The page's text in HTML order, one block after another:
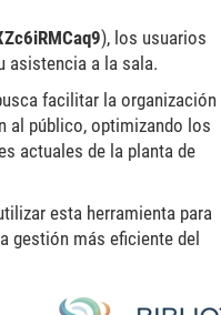
), los usuarios
asistencia a la sala.
facilitar la organización
al público, optimizando los
actuales de la planta de
esta herramienta para
gestión más eficiente del